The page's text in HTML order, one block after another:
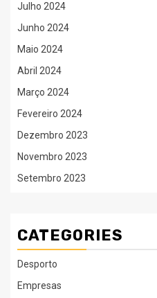
Julho 2024
Junho 2024
Maio 2024
Abril 2024
Março 2024
Fevereiro 2024
Dezembro 2023
Novembro 2023
Setembro 2023
CATEGORIES
Desporto
Empresas